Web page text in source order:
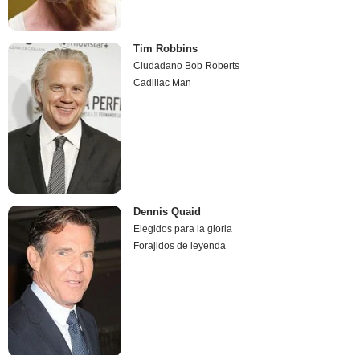
Tim Robbins
Ciudadano Bob Roberts
Cadillac Man
Dennis Quaid
Elegidos para la gloria
Forajidos de leyenda